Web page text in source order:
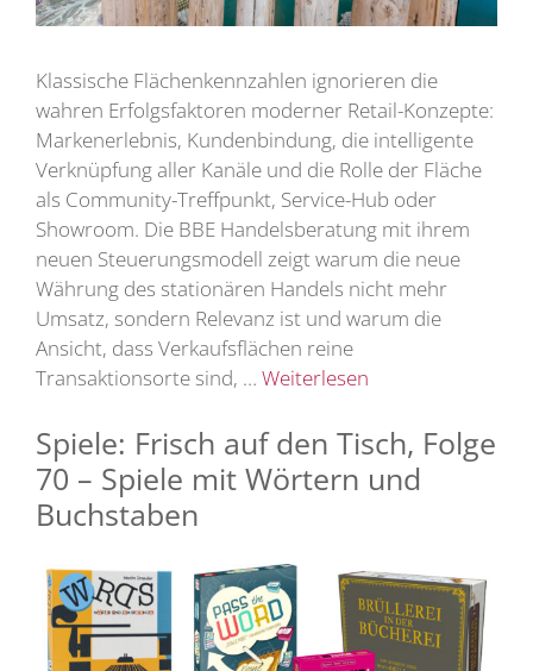
Klassische Flächenkennzahlen ignorieren die
wahren Erfolgsfaktoren moderner Retail-Konzepte:
Markenerlebnis, Kundenbindung, die intelligente
Verknüpfung aller Kanäle und die Rolle der Fläche
als Community-Treffpunkt, Service-Hub oder
Showroom. Die BBE Handelsberatung mit ihrem
neuen Steuerungsmodell zeigt warum die neue
Währung des stationären Handels nicht mehr
Umsatz, sondern Relevanz ist und warum die
Ansicht, dass Verkaufsflächen reine
Transaktionsorte sind, … Weiterlesen
Spiele: Frisch auf den Tisch, Folge
70 – Spiele mit Wörtern und
Buchstaben